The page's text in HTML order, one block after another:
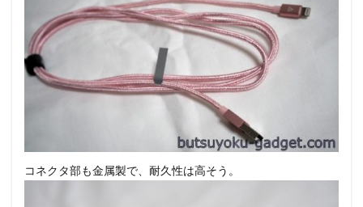
コネクタ部も金属製で、耐久性は高そう。